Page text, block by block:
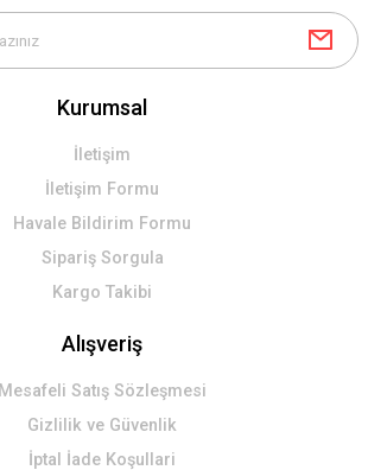
Gönder
Kurumsal
İletişim
İletişim Formu
Havale Bildirim Formu
Sipariş Sorgula
Kargo Takibi
Alışveriş
Mesafeli Satış Sözleşmesi
Gizlilik ve Güvenlik
İptal İade Koşullari